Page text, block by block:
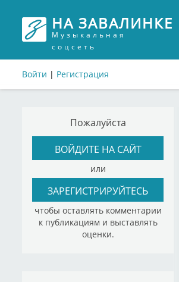
НА ЗАВАЛИНКЕ
Музыкальная
соцсеть
Войти | Регистрация
Пожалуйста
ВОЙДИТЕ НА САЙТ
или
ЗАРЕГИСТРИРУЙТЕСЬ
чтобы оставлять комментарии
к публикациям и выставлять
оценки.